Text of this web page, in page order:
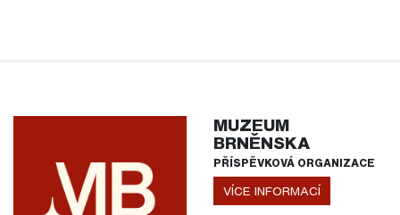
MUZEUM
BRNĚNSKA
PŘÍSPĚVKOVÁ ORGANIZACE
VÍCE INFORMACÍ